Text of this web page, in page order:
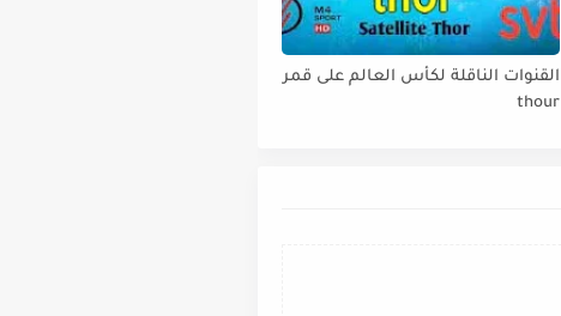
القنوات الناقلة لكأس العالم على قمر
thour